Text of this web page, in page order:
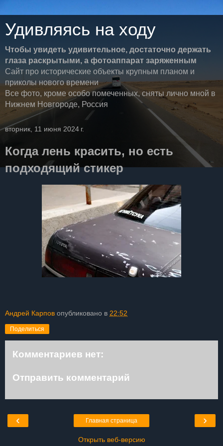
Удивляясь на ходу
Чтобы увидеть удивительное, достаточно держать
глаза раскрытыми, а фотоаппарат заряженным
Сайт про исторические объекты крупным планом и
приколы нового времени
Все фото, кроме особо помеченных, сняты лично мной в
Нижнем Новгороде, Россия
вторник, 11 июня 2024 г.
Когда лень красить, но есть
подходящий стикер
Андрей Карпов опубликовано в 22:52
Поделиться
Комментариев нет:
Отправить комментарий
‹ ›
Главная страница
Открыть веб-версию